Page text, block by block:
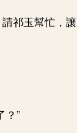
祁玉幫忙，讓
？”